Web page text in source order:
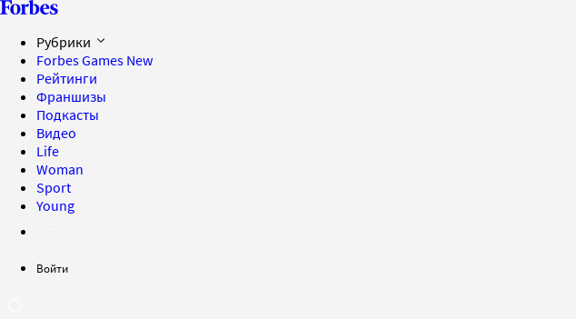
Рубрики
Forbes Games New
Рейтинги
Франшизы
Подкасты
Видео
Life
Woman
Sport
Young
Войти